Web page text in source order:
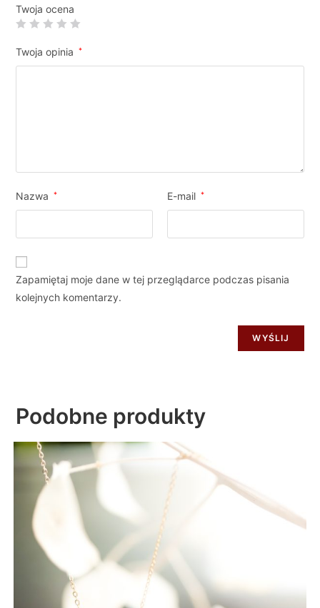
Twoja ocena
Twoja opinia *
Nazwa * E-mail *
Zapamiętaj moje dane w tej przeglądarce podczas pisania
kolejnych komentarzy.
Podobne produkty